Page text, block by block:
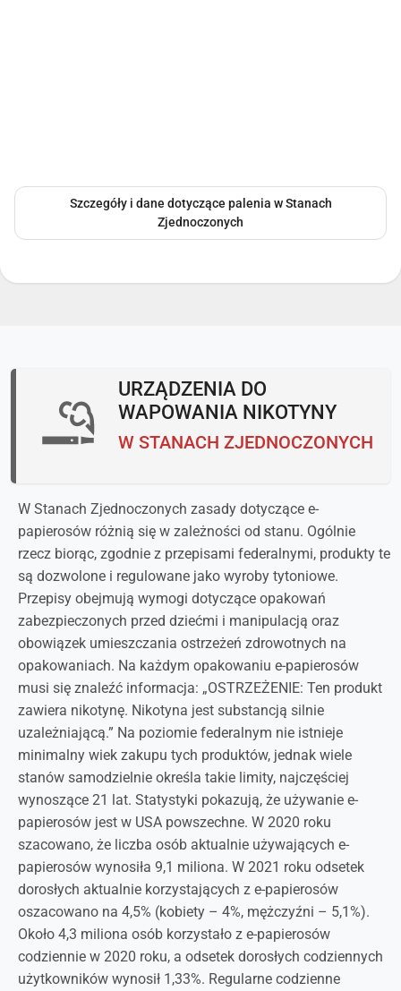
Szczegóły i dane dotyczące palenia w Stanach
Zjednoczonych
URZĄDZENIA DO
WAPOWANIA NIKOTYNY
W STANACH ZJEDNOCZONYCH
W Stanach Zjednoczonych zasady dotyczące e-
papierosów różnią się w zależności od stanu. Ogólnie
rzecz biorąc, zgodnie z przepisami federalnymi, produkty te
są dozwolone i regulowane jako wyroby tytoniowe.
Przepisy obejmują wymogi dotyczące opakowań
zabezpieczonych przed dziećmi i manipulacją oraz
obowiązek umieszczania ostrzeżeń zdrowotnych na
opakowaniach. Na każdym opakowaniu e-papierosów
musi się znaleźć informacja: „OSTRZEŻENIE: Ten produkt
zawiera nikotynę. Nikotyna jest substancją silnie
uzależniającą.” Na poziomie federalnym nie istnieje
minimalny wiek zakupu tych produktów, jednak wiele
stanów samodzielnie określa takie limity, najczęściej
wynoszące 21 lat. Statystyki pokazują, że używanie e-
papierosów jest w USA powszechne. W 2020 roku
szacowano, że liczba osób aktualnie używających e-
papierosów wynosiła 9,1 miliona. W 2021 roku odsetek
dorosłych aktualnie korzystających z e-papierosów
oszacowano na 4,5% (kobiety – 4%, mężczyźni – 5,1%).
Około 4,3 miliona osób korzystało z e-papierosów
codziennie w 2020 roku, a odsetek dorosłych codziennych
użytkowników wynosił 1,33%. Regularne codzienne